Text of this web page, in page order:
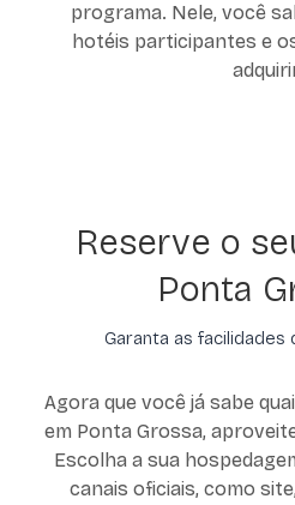
programa. Nele, você
hotéis participantes e
Reserve o
Ponta
Garanta as facilidades
Agora que você já sabe
em Ponta Grossa,
Escolha a sua
canais oficiais, como